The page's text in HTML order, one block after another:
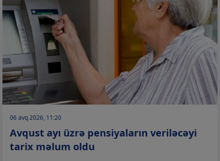
06 avq 2026, 11:20
Avqust ayı üzrə pensiyaların veriləcəyi
tarix məlum oldu